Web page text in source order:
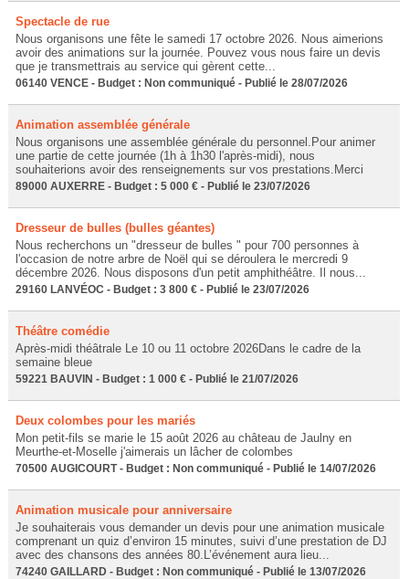
Spectacle de rue
Nous organisons une fête le samedi 17 octobre 2026. Nous aimerions
avoir des animations sur la journée. Pouvez vous nous faire un devis
que je transmettrais au service qui gèrent cette...
06140 VENCE - Budget : Non communiqué - Publié le 28/07/2026
Animation assemblée générale
Nous organisons une assemblée générale du personnel.Pour animer
une partie de cette journée (1h à 1h30 l'après-midi), nous
souhaiterions avoir des renseignements sur vos prestations.Merci
89000 AUXERRE - Budget : 5 000 € - Publié le 23/07/2026
Dresseur de bulles (bulles géantes)
Nous recherchons un "dresseur de bulles " pour 700 personnes à
l'occasion de notre arbre de Noël qui se déroulera le mercredi 9
décembre 2026. Nous disposons d'un petit amphithéâtre. Il nous...
29160 LANVÉOC - Budget : 3 800 € - Publié le 23/07/2026
Théâtre comédie
Après-midi théâtrale Le 10 ou 11 octobre 2026Dans le cadre de la
semaine bleue
59221 BAUVIN - Budget : 1 000 € - Publié le 21/07/2026
Deux colombes pour les mariés
Mon petit-fils se marie le 15 août 2026 au château de Jaulny en
Meurthe-et-Moselle j'aimerais un lâcher de colombes
70500 AUGICOURT - Budget : Non communiqué - Publié le 14/07/2026
Animation musicale pour anniversaire
Je souhaiterais vous demander un devis pour une animation musicale
comprenant un quiz d’environ 15 minutes, suivi d’une prestation de DJ
avec des chansons des années 80.L’événement aura lieu...
74240 GAILLARD - Budget : Non communiqué - Publié le 13/07/2026